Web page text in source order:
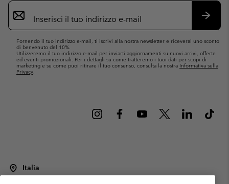
Iscrizione
e-
mail
Fornendo il tuo indirizzo e-mail, ti iscrivi alla nostra newsletter e riceverai uno sconto
di benvenuto del 10%.
Utilizzeremo il tuo indirizzo e-mail per inviarti aggiornamenti su nuovi arrivi, offerte
ed eventi promozionali. Per i dettagli su come tratteremo i tuoi dati per scopi di
marketing e su come puoi ritirare il tuo consenso, consulta la nostra Informativa sulla
Privacy.
Italia